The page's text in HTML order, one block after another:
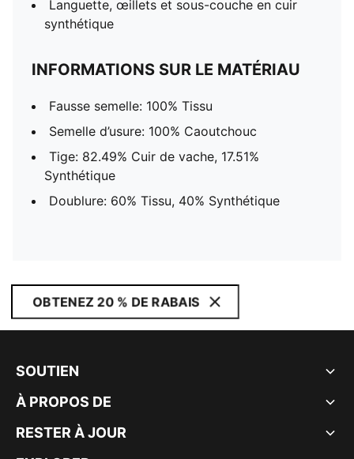
Languette, œillets et sous-couche en cuir
synthétique
INFORMATIONS SUR LE MATÉRIAU
Fausse semelle: 100% Tissu
Semelle d’usure: 100% Caoutchouc
Tige: 82.49% Cuir de vache, 17.51%
Synthétique
Doublure: 60% Tissu, 40% Synthétique
OBTENEZ 20 % DE RABAIS
SOUTIEN
À PROPOS DE
RESTER À JOUR